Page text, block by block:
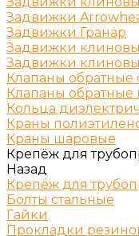
Задвижки
Задвижки Гранар
Задвижки
Задвижки
Клапаны
Клапаны
Кольца
Краны
Краны шаровые
Крепёж для
Назад
Крепёж для
Болты стальные
Гайки
Прокладки